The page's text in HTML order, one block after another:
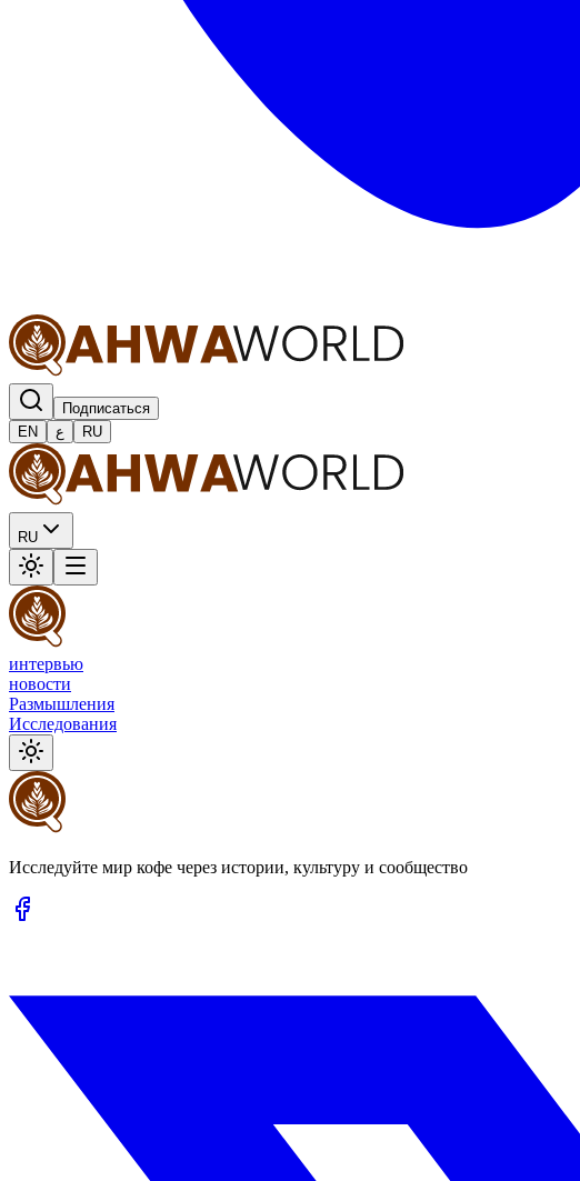
Подписаться
EN
ع RU
RU
интервью
новости
Размышления
Исследования
Исследуйте мир кофе через истории, культуру и сообщество